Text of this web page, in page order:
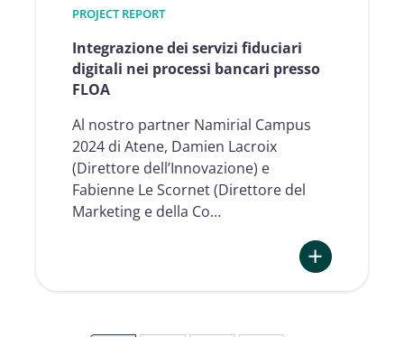
Bank
PROJECT REPORT
Integrazione dei servizi fiduciari
digitali nei processi bancari presso
FLOA
Al nostro partner Namirial Campus
2024 di Atene, Damien Lacroix
(Direttore dell’Innovazione) e
Fabienne Le Scornet (Direttore del
Marketing e della Co…